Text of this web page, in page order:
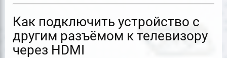
Как подключить устройство с
другим разъёмом к телевизору
через HDMI